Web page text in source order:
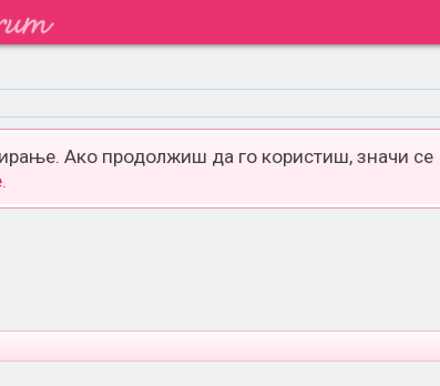
Ако продолжиш да го користиш, значи се